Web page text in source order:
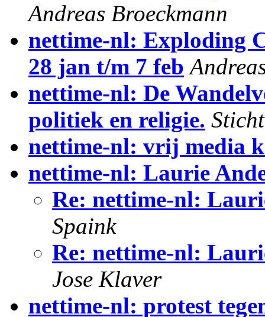
Andreas Broeckmann
nettime-nl: Exploding
28 jan t/m 7 feb
nettime-nl: De
politiek en religie.
nettime-nl: vrij media
nettime-nl: Laurie
Re: nettime-nl:
Spaink
Re: nettime-nl:
Jose Klaver
nettime-nl: protest